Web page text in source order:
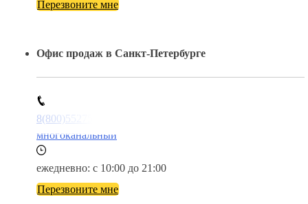
Перезвоните мне
Офис продаж в Санкт-Петербурге
8(800)5527584
многоканальный
ежедневно: с 10:00 до 21:00
Перезвоните мне